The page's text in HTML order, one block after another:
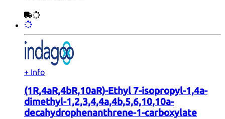
+ Info
(1R,4aR,4bR,10aR)-Ethyl 7-isopropyl-1,4a-
dimethyl-1,2,3,4,4a,4b,5,6,10,10a-
decahydrophenanthrene-1-carboxylate